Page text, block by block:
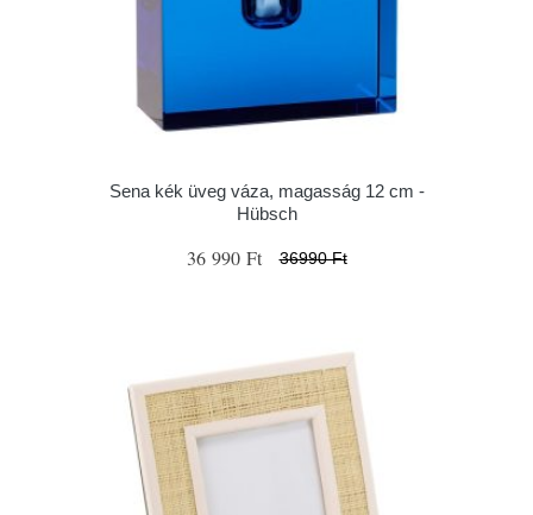
Sena kék üveg váza, magasság 12 cm -
Hübsch
36 990 Ft 36990 Ft